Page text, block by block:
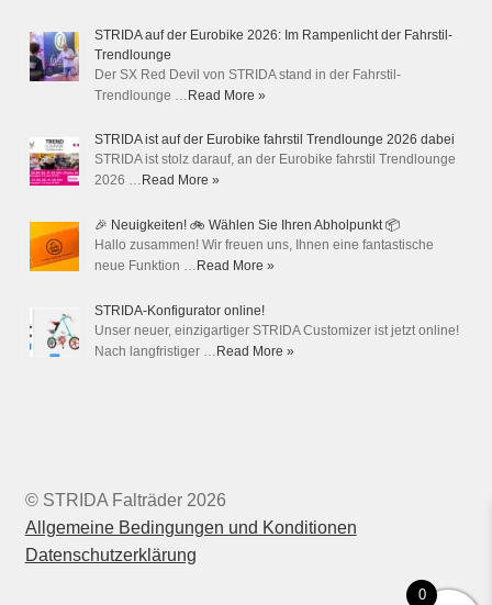
STRIDA auf der Eurobike 2026: Im Rampenlicht der Fahrstil-
Trendlounge
Der SX Red Devil von STRIDA stand in der Fahrstil-
Trendlounge … Read More »
STRIDA ist auf der Eurobike fahrstil Trendlounge 2026 dabei
STRIDA ist stolz darauf, an der Eurobike fahrstil Trendlounge
2026 … Read More »
🎉 Neuigkeiten! 🚲 Wählen Sie Ihren Abholpunkt 📦
Hallo zusammen! Wir freuen uns, Ihnen eine fantastische
neue Funktion … Read More »
STRIDA-Konfigurator online!
Unser neuer, einzigartiger STRIDA Customizer ist jetzt online!
Nach langfristiger … Read More »
© STRIDA Falträder 2026
Allgemeine Bedingungen und Konditionen
Datenschutzerklärung
0